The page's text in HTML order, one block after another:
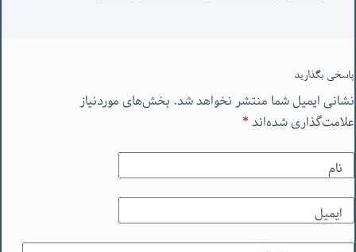
پاسخی بگذارید
نشانی ایمیل شما منتشر نخواهد شد. بخش‌های موردنیاز
علامت‌گذاری شده‌اند*
نام
ایمیل